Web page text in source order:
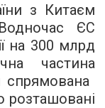
з Китаєм
ЄС
на 300 млрд
частина
розташовані